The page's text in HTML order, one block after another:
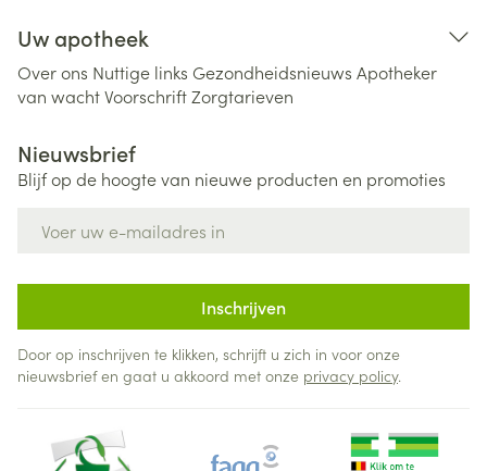
Uw apotheek
Over ons Nuttige links Gezondheidsnieuws Apotheker
van wachtVoorschriftZorgtarieven
Nieuwsbrief
Blijf op de hoogte van nieuwe producten en promoties
Inschrijven
Door op inschrijven te klikken, schrijft u zich in voor onze
nieuwsbrief en gaat u akkoord met onze privacy policy.